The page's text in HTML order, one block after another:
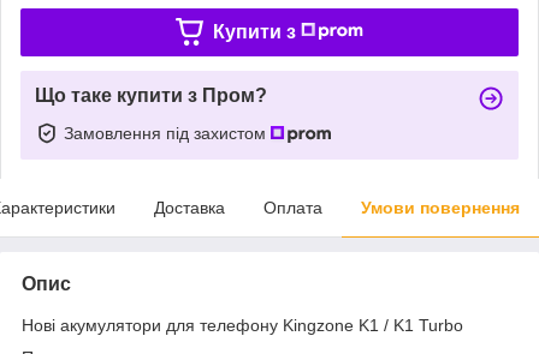
Купити з
Що таке купити з Пром?
Замовлення під захистом
Доставка Оплата Умови повернення
Опис
Нові акумулятори для телефону Kingzone K1 / K1 Turbo